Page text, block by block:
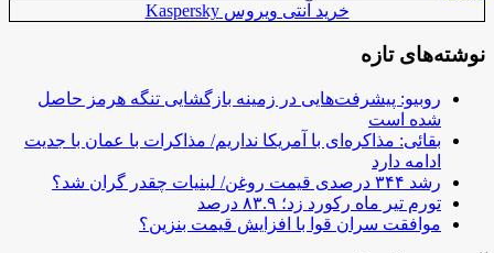
خرید آنتی ویروس Kaspersky
نوشته‌های تازه
روبیو: پیشرفت‌هایی در زمینه بازگشایی تنگه هرمز حاصل
شده است
بقائی: مذاکره‌ای با آمریکا نداریم/ مذاکرات با عمان با جدیت
ادامه دارد
رشد ۳۴۴ درصدی قیمت روغن/ لبنیات چقدر گران شد؟
تورم تیر ماه رکورد زد؛ ۸۳.۹ درصد
موافقت سران قوا با افزایش قیمت بنزین؟